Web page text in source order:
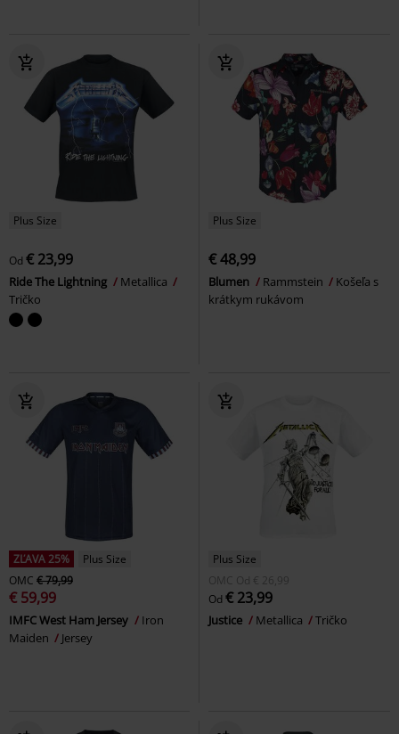
Plus Size
Od € 23,99
Ride The Lightning
Metallica
Tričko
Plus Size
€ 48,99
Blumen Rammstein
Košeľa s
krátkym rukávom
ZĽAVA 25%
Plus Size
OMC € 79,99
€ 59,99
IMFC West Ham Jersey
Iron
Maiden
Jersey
Plus Size
OMC Od € 26,99
Od € 23,99
Justice Metallica Tričko